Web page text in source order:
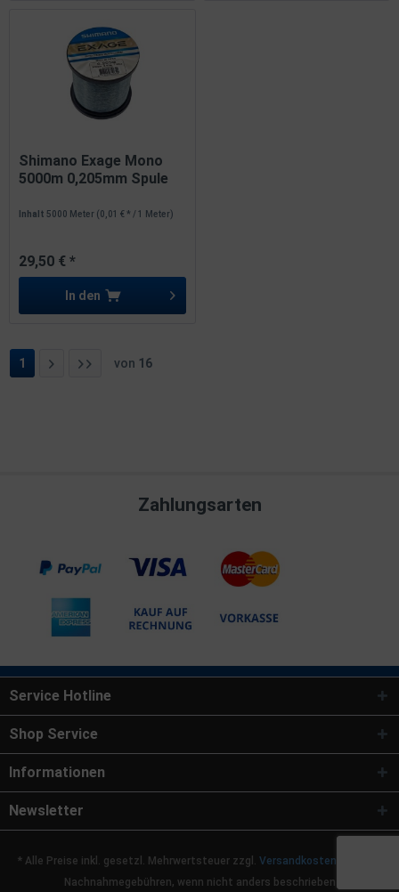
Shimano Exage Mono
5000m 0,205mm Spule
Inhalt 5000 Meter (0,01 € * / 1 Meter)
29,50 € *
In den
1 von 16
Zahlungsarten
Service Hotline
Shop Service
Informationen
Newsletter
* Alle Preise inkl. gesetzl. Mehrwertsteuer zzgl. Versandkosten
Nachnahmegebühren, wenn nicht anders beschrieben